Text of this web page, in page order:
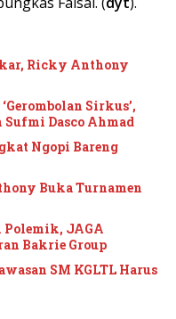
Ricky Anthony
Sirkus’,
Dasco Ahmad
Ngopi Bareng
Buka Turnamen
Polemik, JAGA
Bakrie Group
SM KGLTL Harus